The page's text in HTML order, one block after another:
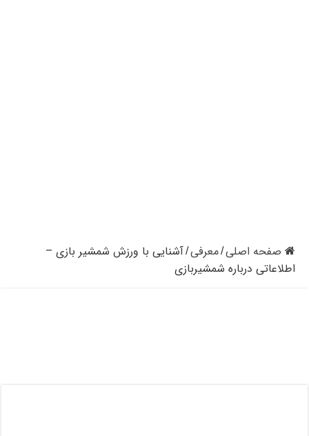
صفحه اصلی/معرفی/آشنایی با ورزش شمشیر بازی –
اطلاعاتی درباره شمشیربازی